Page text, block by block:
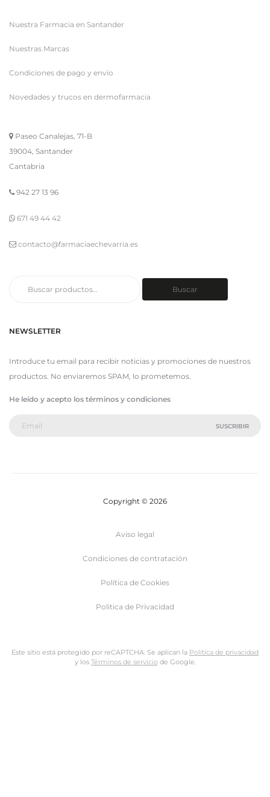
Nuestra Farmacia en Santander
Nuestras Marcas
Condiciones de pago y envío
Novedades y trucos en dermofarmacia
Paseo Canalejas, 71-B
39004, Santander
Cantabria
942 27 13 96
671 49 44 42
contacto@farmaciaechevarria.es
Buscar
NEWSLETTER
Introduce tu email para recibir noticias y promociones de nuestros
productos. No enviaremos SPAM, lo prometemos.
He leído y acepto los términos y condiciones
Copyright © 2026
Aviso legal
Condiciones de contratación
Política de Cookies
Politica de Privacidad
Este sitio está protegido por reCAPTCHA. Se aplican la Política de privacidad
y los Términos de serviciode Google.